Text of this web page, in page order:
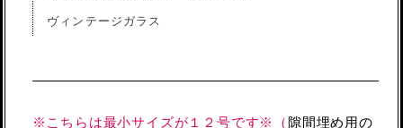
ヴィンテージガラス
※こちらは最小サイズが１２号です※（ 隙間埋め用の